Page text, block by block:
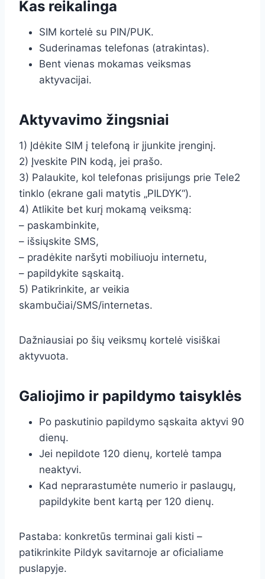
Kas reikalinga
SIM kortelė su PIN/PUK.
Suderinamas telefonas (atrakintas).
Bent vienas mokamas veiksmas
aktyvacijai.
Aktyvavimo žingsniai
1) Įdėkite SIM į telefoną ir įjunkite įrenginį.
2) Įveskite PIN kodą, jei prašo.
3) Palaukite, kol telefonas prisijungs prie Tele2
tinklo (ekrane gali matytis „PILDYK“).
4) Atlikite bet kurį mokamą veiksmą:
– paskambinkite,
– išsiųskite SMS,
– pradėkite naršyti mobiliuoju internetu,
– papildykite sąskaitą.
5) Patikrinkite, ar veikia
skambučiai/SMS/internetas.
Dažniausiai po šių veiksmų kortelė visiškai
aktyvuota.
Galiojimo ir papildymo taisyklės
Po paskutinio papildymo sąskaita aktyvi 90
dienų.
Jei nepildote 120 dienų, kortelė tampa
neaktyvi.
Kad neprarastumėte numerio ir paslaugų,
papildykite bent kartą per 120 dienų.
Pastaba: konkretūs terminai gali kisti –
patikrinkite Pildyk savitarnoje ar oficialiame
puslapyje.